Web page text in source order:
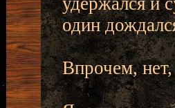
один
Впрочем,